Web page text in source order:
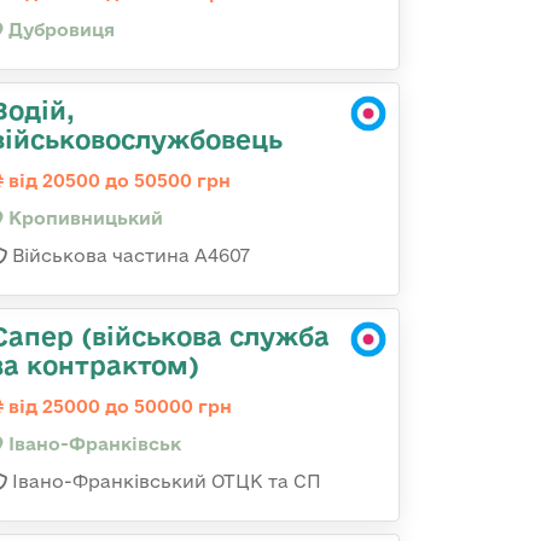
Дубровиця
від 20500 до 50500 грн
Кропивницький
Військова частина А4607
(військова служба
контрактом)
від 25000 до 50000 грн
Івано-Франківськ
Івано-Франківський ОТЦК та СП